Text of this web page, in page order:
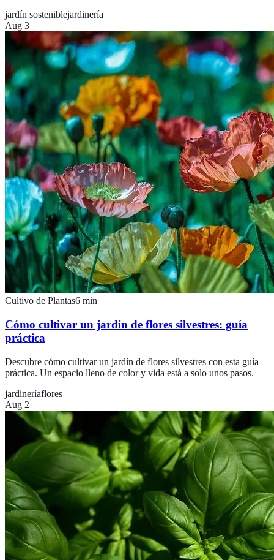
jardín sosteniblejardinería
Aug 3
Cultivo de Plantas6 min
Cómo cultivar un jardín de flores silvestres: guía
práctica
Descubre cómo cultivar un jardín de flores silvestres con esta guía
práctica. Un espacio lleno de color y vida está a solo unos pasos.
jardineríaflores
Aug 2